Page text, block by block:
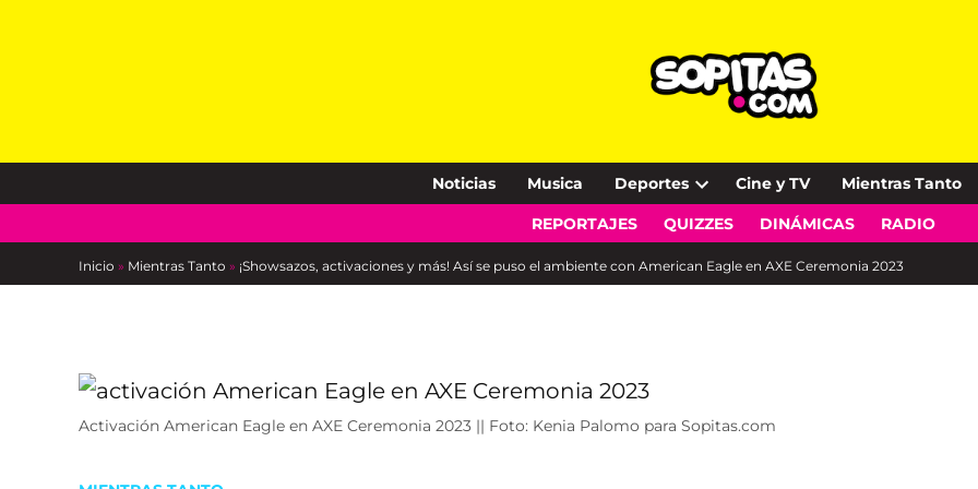
Noticias Musica Deportes
Open
dropdown
Cine y TV Mientras Tanto
REPORTAJES QUIZZES DINÁMICAS RADIO
Inicio » Mientras Tanto » ¡Showsazos, activaciones y más! Así se puso el ambiente con American Eagle en AXE Ceremonia 2023
Activación American Eagle en AXE Ceremonia 2023 || Foto: Kenia Palomo para Sopitas.com